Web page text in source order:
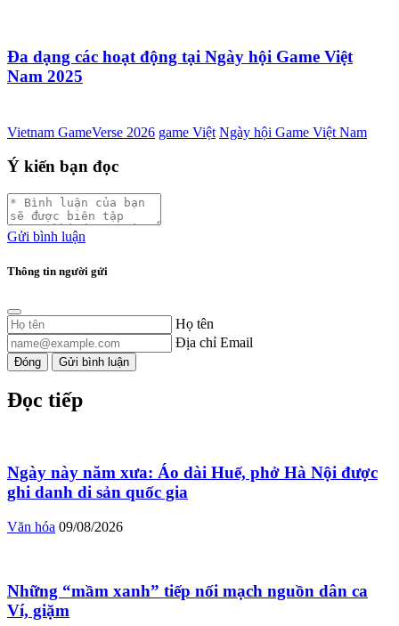
Đa dạng các hoạt động tại Ngày hội Game Việt
Nam 2025
Vietnam GameVerse 2026 game Việt Ngày hội Game Việt Nam
Ý kiến bạn đọc
Gửi bình luận
Thông tin người gửi
Họ tên
Địa chỉ Email
Đóng Gửi bình luận
Đọc tiếp
Ngày này năm xưa: Áo dài Huế, phở Hà Nội được
ghi danh di sản quốc gia
Văn hóa 09/08/2026
Những “mầm xanh” tiếp nối mạch nguồn dân ca
Ví, giặm